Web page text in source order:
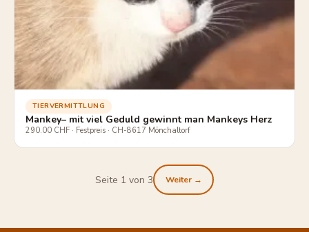
TIERVERMITTLUNG
Mankey– mit viel Geduld gewinnt man Mankeys Herz
290.00 CHF · Festpreis · CH-8617 Mönchaltorf
Seite 1 von 3 Weiter →